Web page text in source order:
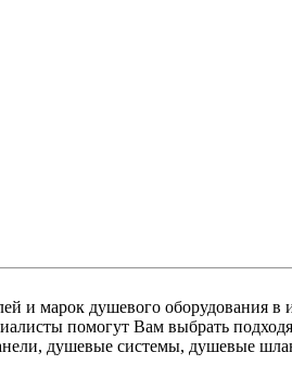
и марок душевого оборудования
помогут Вам выбрать
душевые системы, душевые